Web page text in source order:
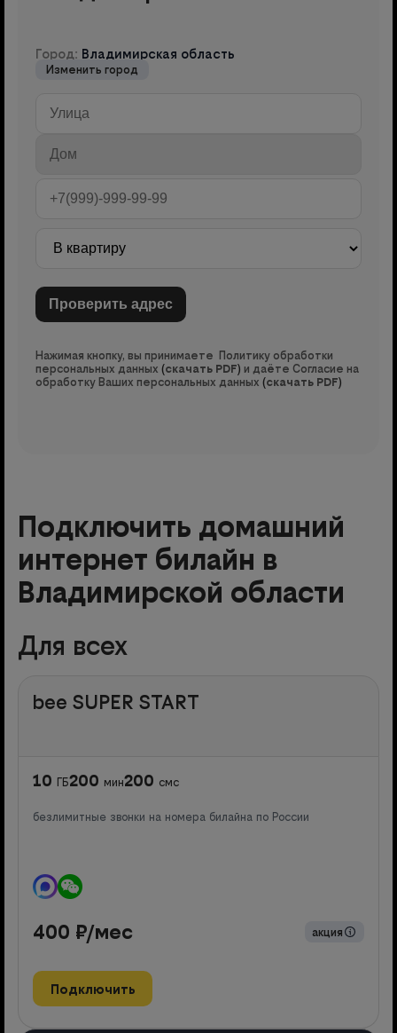
Город: Владимирская область
Изменить город
Нажимая кнопку, вы принимаете Политику обработки
персональных данных (скачать PDF) и даёте Согласие на
обработку Ваших персональных данных (скачать PDF)
Подключить домашний
интернет билайн в
Владимирской области
Для всех
bee SUPER START
10 ГБ200 мин200 смс
безлимитные звонки на номера билайна по России
400 ₽/мес акция
Подключить